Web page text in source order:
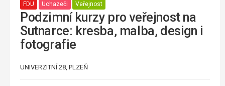
FDU Uchazeči Veřejnost
Podzimní kurzy pro veřejnost na
Sutnarce: kresba, malba, design i
fotografie
UNIVERZITNÍ 28, PLZEŇ